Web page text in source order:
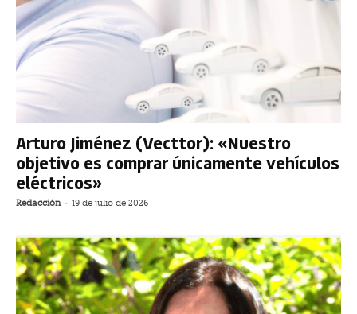
Arturo Jiménez (Vecttor): «Nuestro
objetivo es comprar únicamente vehículos
eléctricos»
Redacción - 19 de julio de 2026